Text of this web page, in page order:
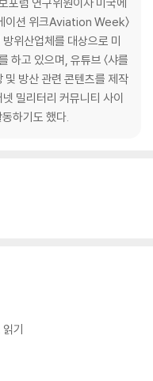
다른 다크호스
진 수출 효자
공
주도권 싸움
스템과 LIG넥스원
이션 위크Aviation Week〉
위산업체를 대상으로 미
하고 있으며, 유튜브 〈샤를
및 방산 관련 콘텐츠를 제작
밀리터리 커뮤니티 사이
하기도 했다.
기